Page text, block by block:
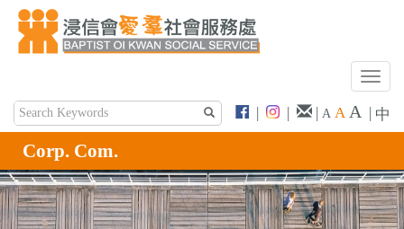
T
g
l
e
n
| | | A A A | 中
Corp. Com.